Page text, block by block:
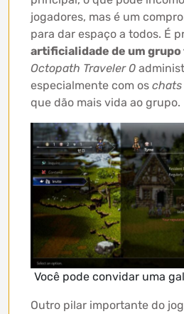
jogadores, mas é um
para dar espaço a todos. É
artificialidade de um grupo
Octopath Traveler 0
especialmente com os chats
que dão mais vida ao grupo.
Você pode convidar uma
Outro pilar importante do